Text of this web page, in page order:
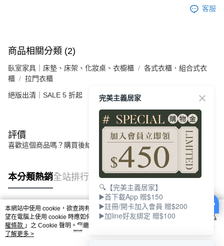
客服
商品相關分類 (2)
臥室家具｜床墊、床架、化妝桌、衣櫥櫃
各式衣櫃．組合式衣
櫃
拉門衣櫃
絕版出清｜SALE 5 折起
評價
喜歡這個商品嗎？購買後給他一個好評吧
本分類熱銷全站排行
熱門標籤
本網站中使用 cookie，欲查詢有關本網站使用 cookie 方式之詳情，及若您不希
望在電腦上使用 cookie 時應如何變更電腦的 cookie 設定，請參閱本網站「
隱私
權條款 」之 Cookie 聲明。您繼續使用本網站即表示您同意本公司得按本網站使
用條款之 Cookie 聲明使用 cookie。
了解更多 >
完美主義居家
🔍【完美主義居家】
▶️首下載App 贈$150
▶️註冊/開卡加入會員 贈$200
▶️加line好友綁定 贈$100